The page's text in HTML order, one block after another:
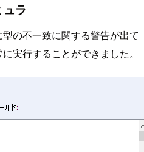
ラ
の不一致に関する警告が出て
実行することができました。